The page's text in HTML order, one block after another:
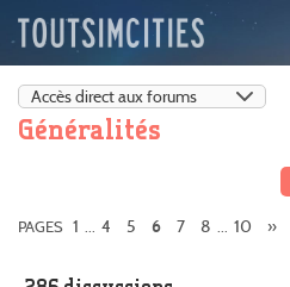
Généralités
PAGES 1 ... 4 5 6 7 8 ... 10 »